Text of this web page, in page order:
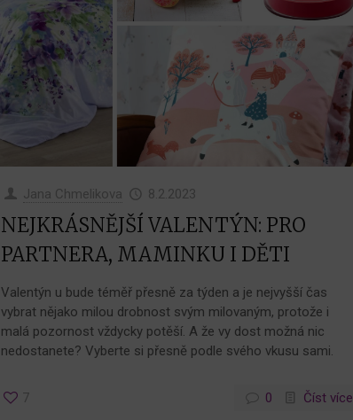
Jana Chmelikova 8.2.2023
NEJKRÁSNĚJŠÍ VALENTÝN: PRO
PARTNERA, MAMINKU I DĚTI
Valentýn u bude téměř přesně za týden a je nejvyšší čas
vybrat nějako milou drobnost svým milovaným, protože i
malá pozornost vždycky potěší. A že vy dost možná nic
nedostanete? Vyberte si přesně podle svého vkusu sami.
7 0 Číst více